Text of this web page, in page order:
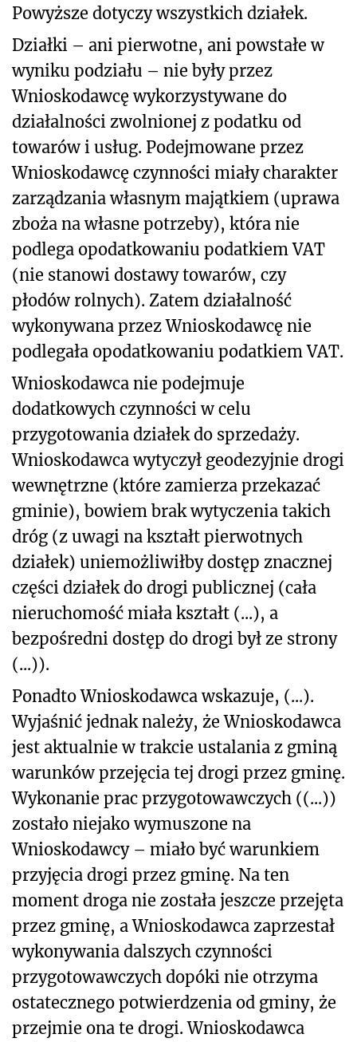
Powyższe dotyczy wszystkich działek.
Działki – ani pierwotne, ani powstałe w
wyniku podziału – nie były przez
Wnioskodawcę wykorzystywane do
działalności zwolnionej z podatku od
towarów i usług. Podejmowane przez
Wnioskodawcę czynności miały charakter
zarządzania własnym majątkiem (uprawa
zboża na własne potrzeby), która nie
podlega opodatkowaniu podatkiem VAT
(nie stanowi dostawy towarów, czy
płodów rolnych). Zatem działalność
wykonywana przez Wnioskodawcę nie
podlegała opodatkowaniu podatkiem VAT.
Wnioskodawca nie podejmuje
dodatkowych czynności w celu
przygotowania działek do sprzedaży.
Wnioskodawca wytyczył geodezyjnie drogi
wewnętrzne (które zamierza przekazać
gminie), bowiem brak wytyczenia takich
dróg (z uwagi na kształt pierwotnych
działek) uniemożliwiłby dostęp znacznej
części działek do drogi publicznej (cała
nieruchomość miała kształt (...), a
bezpośredni dostęp do drogi był ze strony
(...)).
Ponadto Wnioskodawca wskazuje, (...).
Wyjaśnić jednak należy, że Wnioskodawca
jest aktualnie w trakcie ustalania z gminą
warunków przejęcia tej drogi przez gminę.
Wykonanie prac przygotowawczych ((...))
zostało niejako wymuszone na
Wnioskodawcy – miało być warunkiem
przyjęcia drogi przez gminę. Na ten
moment droga nie została jeszcze przejęta
przez gminę, a Wnioskodawca zaprzestał
wykonywania dalszych czynności
przygotowawczych dopóki nie otrzyma
ostatecznego potwierdzenia od gminy, że
przejmie ona te drogi. Wnioskodawca